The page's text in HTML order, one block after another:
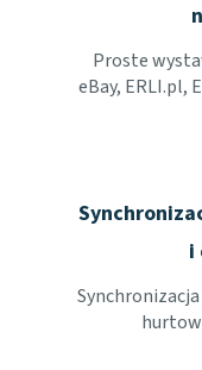
Proste
eBay, ERLI.pl,
i